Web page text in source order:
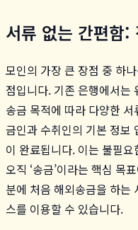
서류 없는 간편함:
모인의 가장 큰 장점 중 하
점입니다. 기존 은행에서는
송금 목적에 따라 다양한
금인과 수취인의 기본 정보
이 완료됩니다. 이는 불필
오직 ‘송금’이라는 핵심 목
분에 처음 해외송금을 하는
스를 이용할 수 있습니다.